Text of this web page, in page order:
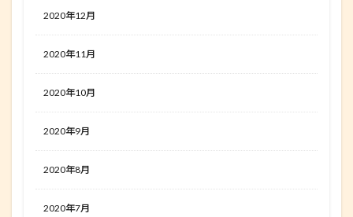
2020年12月
2020年11月
2020年10月
2020年9月
2020年8月
2020年7月